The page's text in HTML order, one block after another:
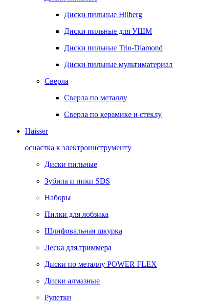
Диски пильные Hilberg
Диски пильные для УШМ
Диски пильные Trio-Diamond
Диски пильные мультиматериал
Сверла
Сверла по металлу
Сверла по керамике и стеклу
Haisser
оснастка к электроинструменту
Диски пильные
Зубила и пики SDS
Наборы
Пилки для лобзика
Шлифовальная шкурка
Леска для триммера
Диски по металлу POWER FLEX
Диски алмазные
Рулетки